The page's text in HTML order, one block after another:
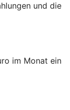
und die
im Monat ein